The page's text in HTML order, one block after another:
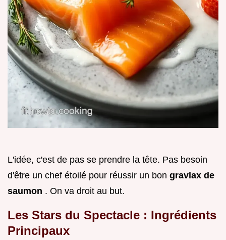
L'idée, c'est de pas se prendre la tête. Pas besoin
d'être un chef étoilé pour réussir un bon gravlax de
saumon . On va droit au but.
Les Stars du Spectacle : Ingrédients
Principaux